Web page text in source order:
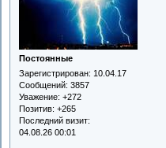
Постоянные
Зарегистрирован: 10.04.17
Сообщений: 3857
Уважение: +272
Позитив: +265
Последний визит:
04.08.26 00:01